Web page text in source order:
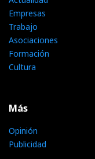
Empresas
Trabajo
Asociaciones
Formación
Cultura
Más
Opinión
Publicidad